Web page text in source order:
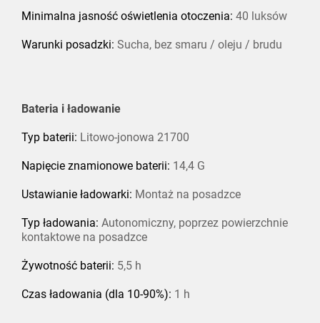
Minimalna jasność oświetlenia otoczenia: 40 luksów
Warunki posadzki: Sucha, bez smaru / oleju / brudu
Bateria i ładowanie
Typ baterii: Litowo-jonowa 21700
Napięcie znamionowe baterii: 14,4 G
Ustawianie ładowarki: Montaż na posadzce
Typ ładowania: Autonomiczny, poprzez powierzchnie
kontaktowe na posadzce
Żywotność baterii: 5,5 h
Czas ładowania (dla 10-90%): 1 h